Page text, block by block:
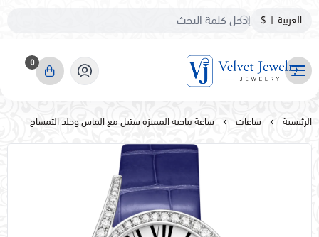
العربية |
$
مجوهرات مخمليه
0
الرئيسية ساعات ساعة بياجيه المميزه ستيل مع الماس وجلد التمساح